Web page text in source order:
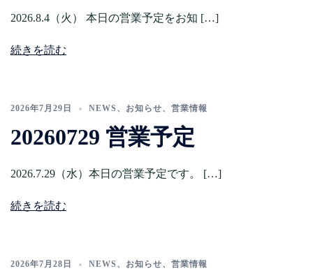
2026.8.4（火） 本日の営業予定をお知 […]
続きを読む
2026年7月29日 NEWS 、 お知らせ、 営業情報
20260729 営業予定
2026.7.29（水）本日の営業予定です。 […]
続きを読む
2026年7月28日 NEWS 、 お知らせ、 営業情報